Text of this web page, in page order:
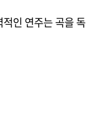
인 연주는 곡을 독